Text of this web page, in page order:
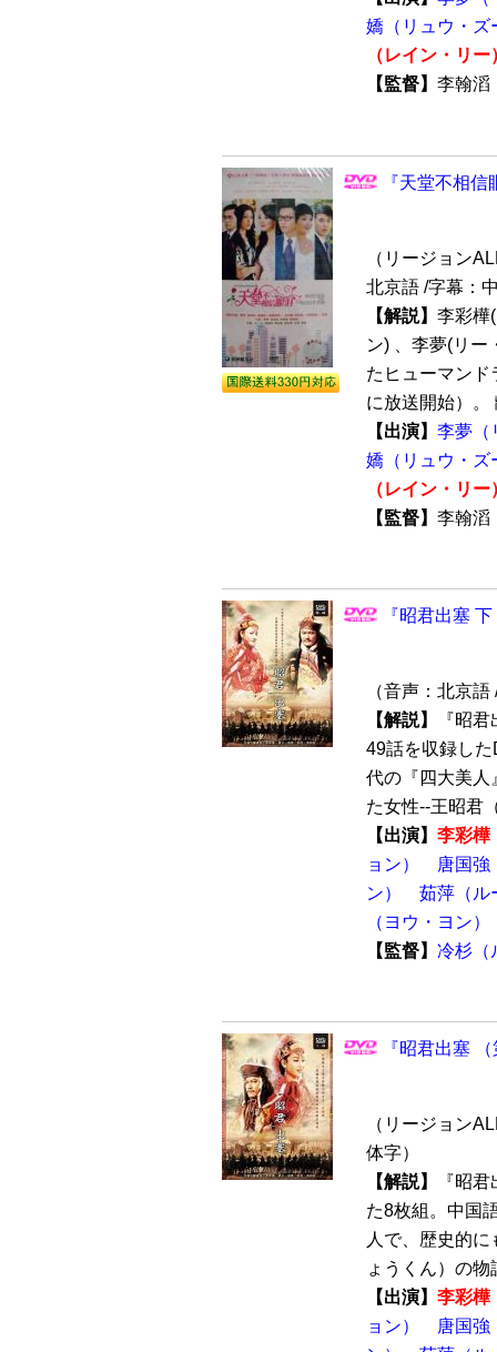
嬌（リュウ・ズ
（レイン・リー
【監督】 李翰
『天堂不相
（リージョン
北京語 /字幕：
【解説】 李彩樺
ン) 、李夢(リー
たヒューマン
に放送開始）。
【出演】 李夢（
嬌（リュウ・ズ
（レイン・リー
【監督】 李翰
『昭君出塞
（音声：北京
【解説】
『昭
49話を収録し
代の『四大美人
た女性--王昭君
【出演】 李彩樺
ョン）
唐国強
ン）
茹萍（ル
（ヨウ・ヨン）
【監督】 冷杉（
『昭君出塞
（リージョン
体字）
【解説】
『昭
た8枚組。中国
人で、歴史的
ょうくん）の物
【出演】 李彩樺
ョン）
唐国強